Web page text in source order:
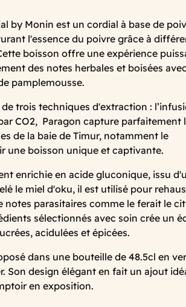
by Monin est un cordial à base de
l'essence du poivre grâce à
boisson offre une expérience
des notes herbales et boisées
pamplemousse.
trois techniques d'extraction :
CO2, Paragon capture parfaitement
de la baie de Timur, notamment le
une boisson unique et captivante.
enrichie en acide gluconique, issu
le miel d'oku, il est utilisé pour
notes parasitaires comme le ferait le
sélectionnés avec soin crée un
acidulées et épicées.
dans une bouteille de 48.5cl en
Son design élégant en fait un ajout
en exposition.